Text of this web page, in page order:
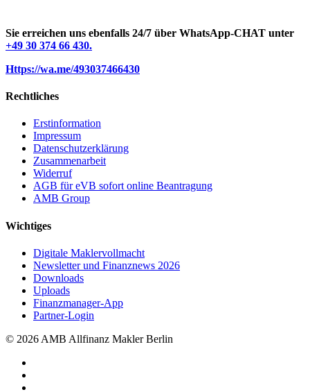
Sie erreichen uns ebenfalls 24/7 über WhatsApp-CHAT unter
+49 30 374 66 430.
Https://wa.me/493037466430
Rechtliches
Erstinformation
Impressum
Datenschutzerklärung
Zusammenarbeit
Widerruf
AGB für eVB sofort online Beantragung
AMB Group
Wichtiges
Digitale Maklervollmacht
Newsletter und Finanznews 2026
Downloads
Uploads
Finanzmanager-App
Partner-Login
© 2026 AMB Allfinanz Makler Berlin